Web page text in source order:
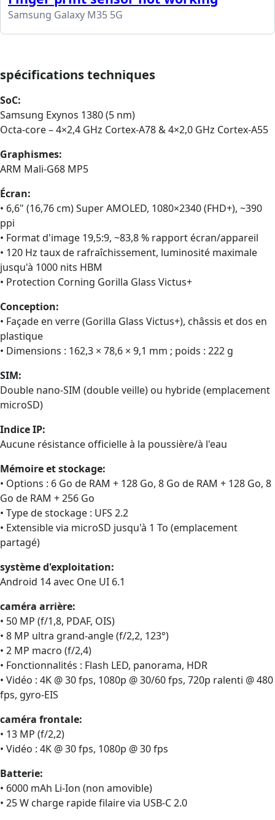
Samsung Galaxy M35 5G
spécifications techniques
SoC:
Samsung Exynos 1380 (5 nm)
Octa‑core – 4×2,4 GHz Cortex‑A78 & 4×2,0 GHz Cortex‑A55
Graphismes:
ARM Mali‑G68 MP5
Écran:
• 6,6" (16,76 cm) Super AMOLED, 1080×2340 (FHD+), ~390
ppi
• Format d'image 19,5:9, ~83,8 % rapport écran/appareil
• 120 Hz taux de rafraîchissement, luminosité maximale
jusqu'à 1000 nits HBM
• Protection Corning Gorilla Glass Victus+
Conception:
• Façade en verre (Gorilla Glass Victus+), châssis et dos en
plastique
• Dimensions : 162,3 × 78,6 × 9,1 mm ; poids : 222 g
SIM:
Double nano‑SIM (double veille) ou hybride (emplacement
microSD)
Indice IP:
Aucune résistance officielle à la poussière/à l'eau
Mémoire et stockage:
• Options : 6 Go de RAM + 128 Go, 8 Go de RAM + 128 Go, 8
Go de RAM + 256 Go
• Type de stockage : UFS 2.2
• Extensible via microSD jusqu'à 1 To (emplacement
partagé)
système d'exploitation:
Android 14 avec One UI 6.1
caméra arrière:
• 50 MP (f/1,8, PDAF, OIS)
• 8 MP ultra grand-angle (f/2,2, 123°)
• 2 MP macro (f/2,4)
• Fonctionnalités : Flash LED, panorama, HDR
• Vidéo : 4K @ 30 fps, 1080p @ 30/60 fps, 720p ralenti @ 480
fps, gyro‑EIS
caméra frontale:
• 13 MP (f/2,2)
• Vidéo : 4K @ 30 fps, 1080p @ 30 fps
Batterie:
• 6000 mAh Li‑Ion (non amovible)
• 25 W charge rapide filaire via USB-C 2.0